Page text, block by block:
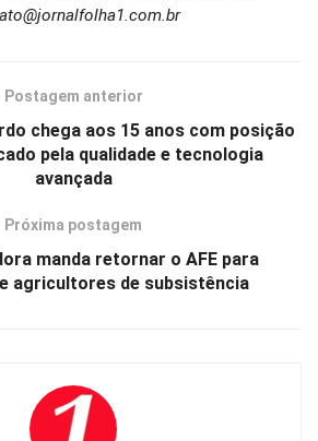
Postagem anterior
chega aos 15 anos com posição
pela qualidade e tecnologia
avançada
Próxima postagem
manda retornar o AFE para
agricultores de subsistência